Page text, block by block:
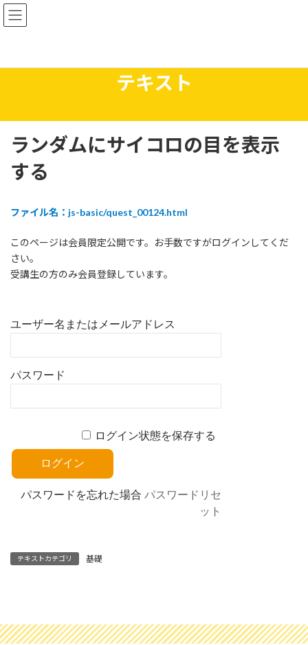
コ
ン
ナ
ビ
テキスト
ランダムにサイコロの目を表示
する
ファイル名：js-basic/quest_00124.html
このページは会員限定公開です。お手数ですがログインしてくだ
さい。
受講生の方のみ会員登録しています。
ユーザー名またはメールアドレス
パスワード
ログイン状態を保存する
パスワードを忘れた場合パスワードリセ
ット
テキストカテゴリ 基礎